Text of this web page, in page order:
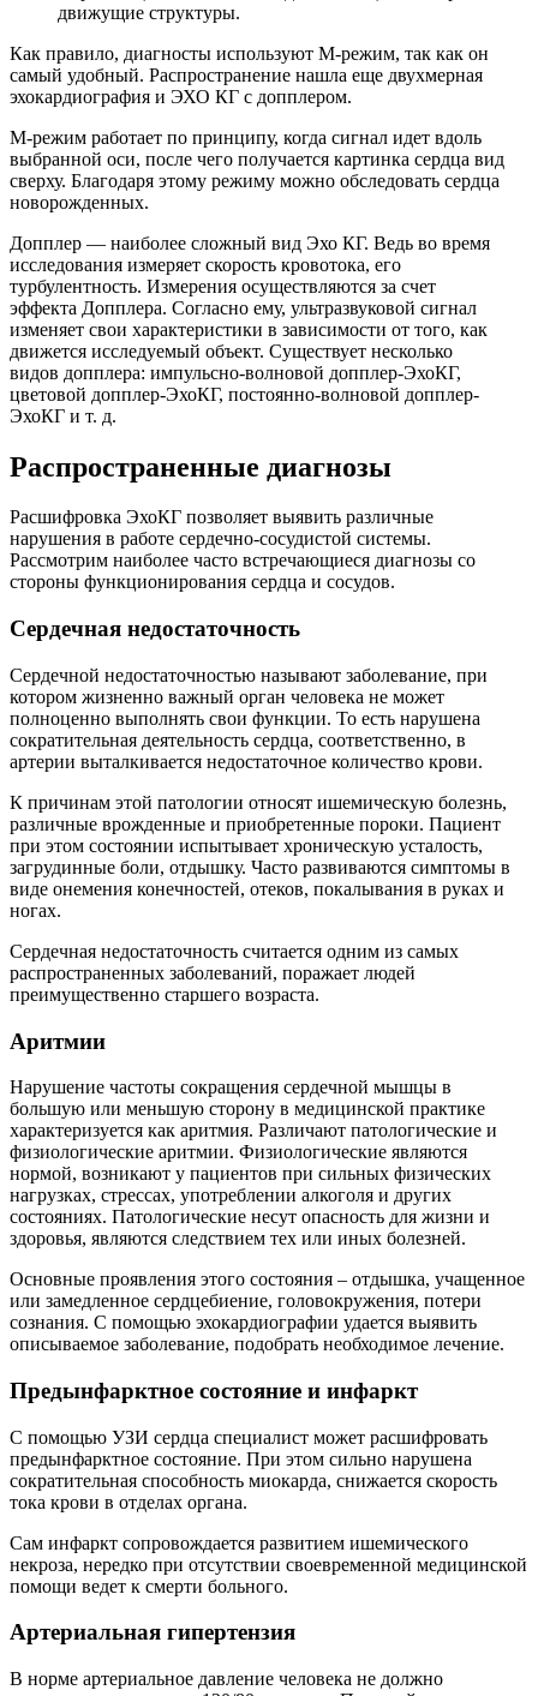
движущие структуры.
Как правило, диагносты используют М-режим, так как он
самый удобный. Распространение нашла еще двухмерная
эхокардиография и ЭХО КГ с допплером.
М-режим работает по принципу, когда сигнал идет вдоль
выбранной оси, после чего получается картинка сердца вид
сверху. Благодаря этому режиму можно обследовать сердца
новорожденных.
Допплер — наиболее сложный вид Эхо КГ. Ведь во время
исследования измеряет скорость кровотока, его
турбулентность. Измерения осуществляются за счет
эффекта Допплера. Согласно ему, ультразвуковой сигнал
изменяет свои характеристики в зависимости от того, как
движется исследуемый объект. Существует несколько
видов допплера: импульсно-волновой допплер-ЭхоКГ,
цветовой допплер-ЭхоКГ, постоянно-волновой допплер-
ЭхоКГ и т. д.
Распространенные диагнозы
Расшифровка ЭхоКГ позволяет выявить различные
нарушения в работе сердечно-сосудистой системы.
Рассмотрим наиболее часто встречающиеся диагнозы со
стороны функционирования сердца и сосудов.
Сердечная недостаточность
Сердечной недостаточностью называют заболевание, при
котором жизненно важный орган человека не может
полноценно выполнять свои функции. То есть нарушена
сократительная деятельность сердца, соответственно, в
артерии выталкивается недостаточное количество крови.
К причинам этой патологии относят ишемическую болезнь,
различные врожденные и приобретенные пороки. Пациент
при этом состоянии испытывает хроническую усталость,
загрудинные боли, отдышку. Часто развиваются симптомы в
виде онемения конечностей, отеков, покалывания в руках и
ногах.
Сердечная недостаточность считается одним из самых
распространенных заболеваний, поражает людей
преимущественно старшего возраста.
Аритмии
Нарушение частоты сокращения сердечной мышцы в
большую или меньшую сторону в медицинской практике
характеризуется как аритмия. Различают патологические и
физиологические аритмии. Физиологические являются
нормой, возникают у пациентов при сильных физических
нагрузках, стрессах, употреблении алкоголя и других
состояниях. Патологические несут опасность для жизни и
здоровья, являются следствием тех или иных болезней.
Основные проявления этого состояния – отдышка, учащенное
или замедленное сердцебиение, головокружения, потери
сознания. С помощью эхокардиографии удается выявить
описываемое заболевание, подобрать необходимое лечение.
Предынфарктное состояние и инфаркт
С помощью УЗИ сердца специалист может расшифровать
предынфарктное состояние. При этом сильно нарушена
сократительная способность миокарда, снижается скорость
тока крови в отделах органа.
Сам инфаркт сопровождается развитием ишемического
некроза, нередко при отсутствии своевременной медицинской
помощи ведет к смерти больного.
Артериальная гипертензия
В норме артериальное давление человека не должно